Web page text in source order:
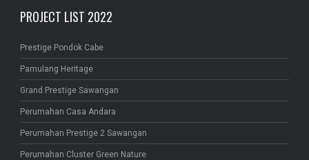
PROJECT LIST 2022
Prestige Pondok Cabe
Pamulang Heritage
Grand Prestige Sawangan
Perumahan Casa Andara
Perumahan Prestige 2 Sawangan
Perumahan Cluster Green Nature